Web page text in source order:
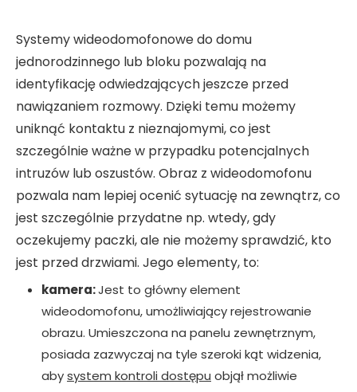
Systemy wideodomofonowe do domu
jednorodzinnego lub bloku pozwalają na
identyfikację odwiedzających jeszcze przed
nawiązaniem rozmowy. Dzięki temu możemy
uniknąć kontaktu z nieznajomymi, co jest
szczególnie ważne w przypadku potencjalnych
intruzów lub oszustów. Obraz z wideodomofonu
pozwala nam lepiej ocenić sytuację na zewnątrz, co
jest szczególnie przydatne np. wtedy, gdy
oczekujemy paczki, ale nie możemy sprawdzić, kto
jest przed drzwiami. Jego elementy, to:
kamera:Jest to główny element
wideodomofonu, umożliwiający rejestrowanie
obrazu. Umieszczona na panelu zewnętrznym,
posiada zazwyczaj na tyle szeroki kąt widzenia,
abysystem kontroli dostępu objął możliwie